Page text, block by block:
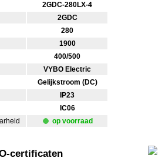
2GDC-280LX-4
2GDC
280
1900
400/500
VYBO Electric
Gelijkstroom (DC)
IP23
IC06
op voorraad
certificaten